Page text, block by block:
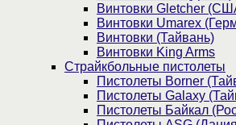
Винтовки Gletcher
Винтовки Umarex
Винтовки (Тайвань)
Винтовки King Arms
Страйкбольные пистолеты
Пистолеты Borner
Пистолеты Galaxy
Пистолеты Байкал